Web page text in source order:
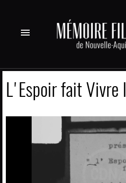
menu
L'Espoir fait Vivre I